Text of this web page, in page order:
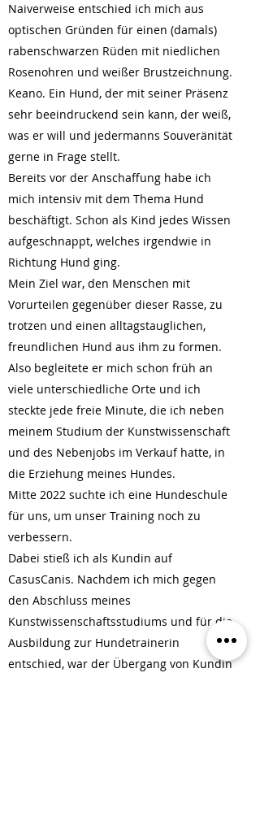
Naiverweise entschied ich mich aus
optischen Gründen für einen (damals)
rabenschwarzen Rüden mit niedlichen
Rosenohren und weißer Brustzeichnung.
Keano. Ein Hund, der mit seiner Präsenz
sehr beeindruckend sein kann, der weiß,
was er will und jedermanns Souveränität
gerne in Frage stellt.
Bereits vor der Anschaffung habe ich
mich intensiv mit dem Thema Hund
beschäftigt. Schon als Kind jedes Wissen
aufgeschnappt, welches irgendwie in
Richtung Hund ging.
Mein Ziel war, den Menschen mit
Vorurteilen gegenüber dieser Rasse, zu
trotzen und einen alltagstauglichen,
freundlichen Hund aus ihm zu formen.
Also begleitete er mich schon früh an
viele unterschiedliche Orte und ich
steckte jede freie Minute, die ich neben
meinem Studium der Kunstwissenschaft
und des Nebenjobs im Verkauf hatte, in
die Erziehung meines Hundes.
Mitte 2022 suchte ich eine Hundeschule
für uns, um unser Training noch zu
verbessern.
Dabei stieß ich als Kundin auf
CasusCanis. Nachdem ich mich gegen
den Abschluss meines
Kunstwissenschaftsstudiums und für die
Ausbildung zur Hundetrainerin
entschied, war der Übergang von Kundin